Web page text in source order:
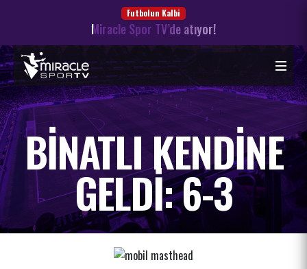
Futbolun Kalbi
Miracle Spor TV’de atıyor!
BINATLI KENDINE
GELDI: 6-3